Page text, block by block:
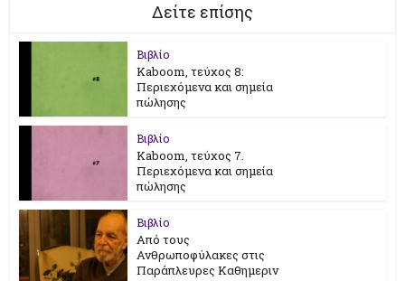
Δείτε επίσης
Βιβλίο
Kaboom, τεύχος 8:
Περιεχόμενα και σημεία
πώλησης
Βιβλίο
Kaboom, τεύχος 7.
Περιεχόμενα και σημεία
πώλησης
Βιβλίο
Από τους
Ανθρωποφύλακες στις
Παράπλευρες Καθημεριν